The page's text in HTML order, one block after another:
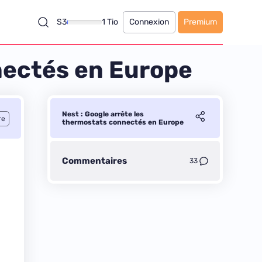
S3 1 Tio Connexion Premium
en Europe
Nest : Google arrête les
thermostats connectés en Europe
Commentaires 33